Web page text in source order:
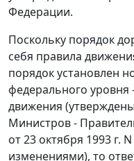
Федерации.
Поскольку порядок
себя правила
порядок установлен
федерального
движения
Министров -
от 23 октября 1993 г.
изменениями), то